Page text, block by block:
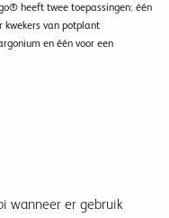
heeft twee toepassingen: één
kwekers van potplant
en één voor een
wanneer er gebruik